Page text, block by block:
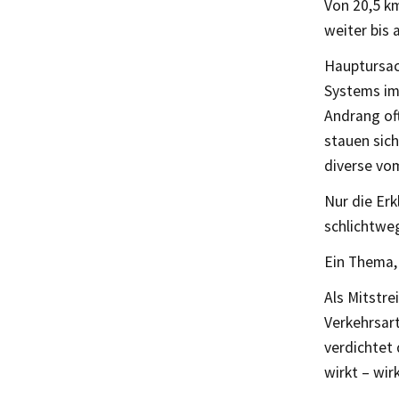
Von 20,5
weiter bis
Systems
Andrang
stauen
diverse
Nur die
Ein
Als
verdichtet
wirkt –